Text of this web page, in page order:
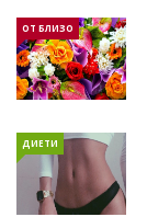
ОТ БЛИЗО
ДИЕТИ